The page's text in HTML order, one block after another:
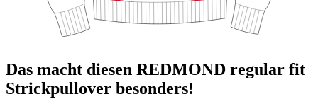
Das macht diesen REDMOND regular fit
Strickpullover besonders!